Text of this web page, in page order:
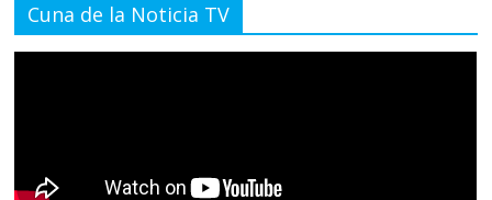
Cuna de la Noticia TV